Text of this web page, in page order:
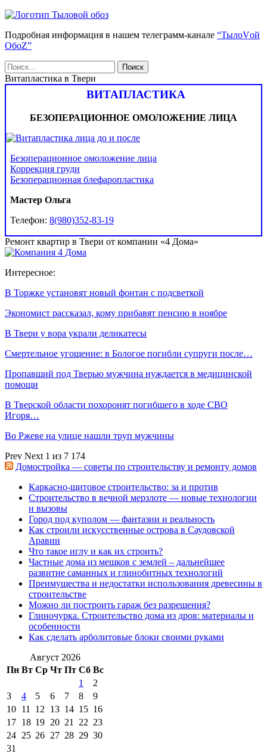
Подробная информация в нашем телеграмм-канале “ТылоVой
ОбоZ”
Витапластика в Твери
ВИТАПЛАСТИКА
БЕЗОПЕРАЦИОННОЕ ОМОЛОЖЕНИЕ ЛИЦА
Безоперационное омоложение лица
Коррекция груди
Безоперационная блефаропластика
Мастер Ольга
Телефон: 8(980)352-83-19
Ремонт квартир в Твери от компании «4 Дома»
Интересное:
В Торжке установят новый фонтан с подсветкой
Экономист рассказал, кому прибавят пенсию в ноябре
В Твери у вора украли деликатесы
Смертельное угощение: в Бологое погибли супруги после…
Пропавший под Тверью мужчина нуждается в медицинской
помощи
В Тверской области похоронят погибшего в ходе СВО
Игоря…
Во Ржеве на улице нашли труп мужчины
Prev Next 1 из 7 174
Домостройка — советы по строительству и ремонту домов
Каркасно-щитовое строительство: за и против
Строительство в вечной мерзлоте — новые технологии
и вызовы
Город под куполом — фантазии и реальность
Как строили искусственные острова в Саудовской
Аравии
Что такое иглу и как их строить?
Частные дома из мешков с землей – дальнейшее
развитие саманных и глинобитных технологий
Преимущества и недостатки использования древесины в
строительстве
Можно ли построить гараж без разрешения?
Глиночурка. Строительство дома из дров: материалы и
особенности
Как сделать арболитовые блоки своими руками
Август 2026
Пн Вт Ср Чт Пт Сб Вс
1
2
3
4 5 6 7 8
9
10 11 12 13 14 15 16
17 18 19 20 21 22 23
24 25 26 27 28 29 30
31